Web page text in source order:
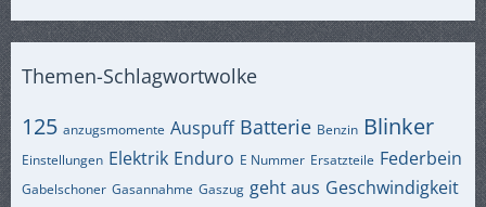
Themen-Schlagwortwolke
125 anzugsmomente Auspuff Batterie Benzin Blinker
Einstellungen Elektrik Enduro E Nummer Ersatzteile Federbein
Gabelschoner Gasannahme Gaszug geht aus Geschwindigkeit